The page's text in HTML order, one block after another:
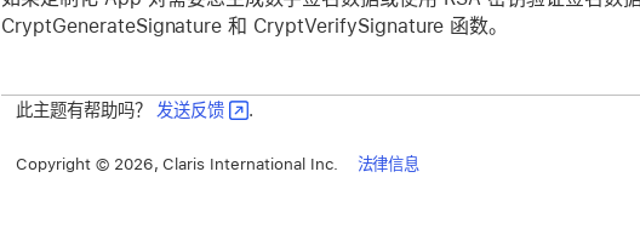
CryptGenerateSignature 和 CryptVerifySignature 函数。
此主题有帮助吗？ 发送反馈 .
Copyright © 2026, Claris International Inc. 法律信息